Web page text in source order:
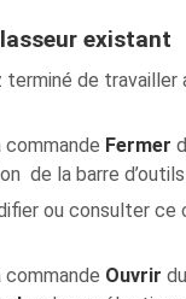
existant
terminé de travailler
Fermer
de la barre
ou consulter ce
Ouvrir